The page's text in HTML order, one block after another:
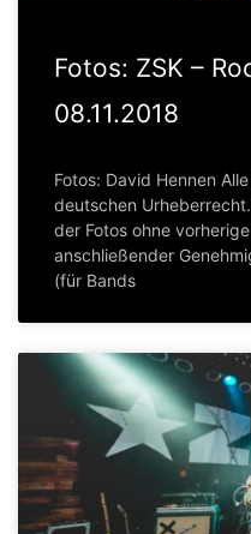
Fotos: ZSK –
08.11.2018
Fotos: David Hennen
deutschen
der Fotos ohne
anschließender
(für Bands